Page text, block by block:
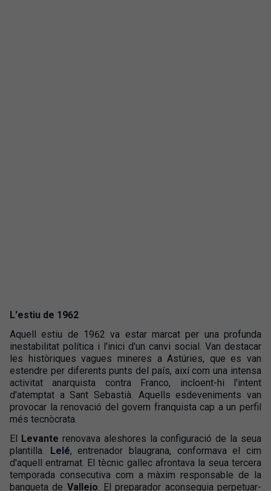
L'estiu de 1962
Aquell estiu de 1962 va estar marcat per una profunda
inestabilitat política i l'inici d'un canvi social. Van destacar
les històriques vagues mineres a Astúries, que es van
estendre per diferents punts del país, així com una intensa
activitat anarquista contra Franco, incloent-hi l'intent
d'atemptat a Sant Sebastià. Aquells esdeveniments van
provocar la renovació del govern franquista cap a un perfil
més tecnòcrata.
El
Levante renovava aleshores la configuració de la seua
plantilla.
Lelé, entrenador blaugrana, conformava el cim
d'aquell entramat. El tècnic gallec afrontava la seua tercera
temporada consecutiva com a màxim responsable de la
banqueta de Vallejo. El preparador aconseguia perpetuar-